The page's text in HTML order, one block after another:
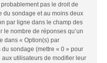
pas le droit de
du sondage et au moins deux
par ligne dans le champ des
le nombre de réponses qu’un
dans « Option(s) par
sondage (mettre « 0 » pour
utilisateurs de modifier leur